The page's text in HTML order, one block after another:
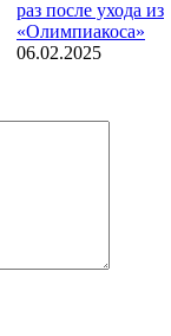
раз после ухода из
«Олимпиакоса»
06.02.2025